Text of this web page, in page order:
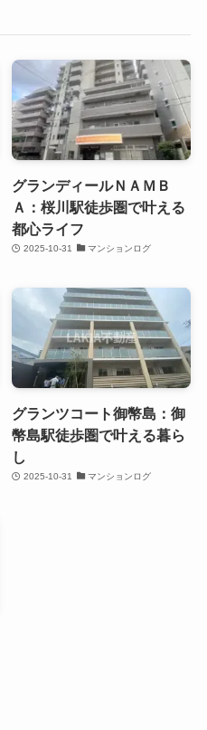
グランディールＮＡＭＢ
Ａ：桜川駅徒歩圏で叶える
都心ライフ
2025-10-31 マンションログ
グランツコート御幣島：御
幣島駅徒歩圏で叶える暮ら
し
2025-10-31 マンションログ